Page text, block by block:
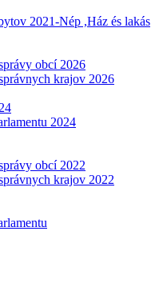
2021-Nép ,Ház és lakás
obcí 2026
krajov 2026
2024
obcí 2022
krajov 2022